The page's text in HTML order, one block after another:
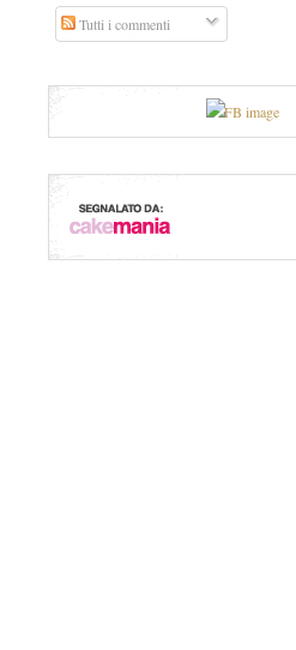
Tutti i commenti